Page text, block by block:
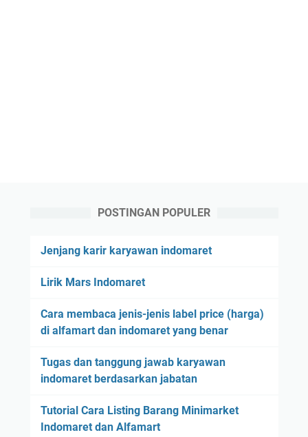
POSTINGAN POPULER
Jenjang karir karyawan indomaret
Lirik Mars Indomaret
Cara membaca jenis-jenis label price (harga)
di alfamart dan indomaret yang benar
Tugas dan tanggung jawab karyawan
indomaret berdasarkan jabatan
Tutorial Cara Listing Barang Minimarket
Indomaret dan Alfamart